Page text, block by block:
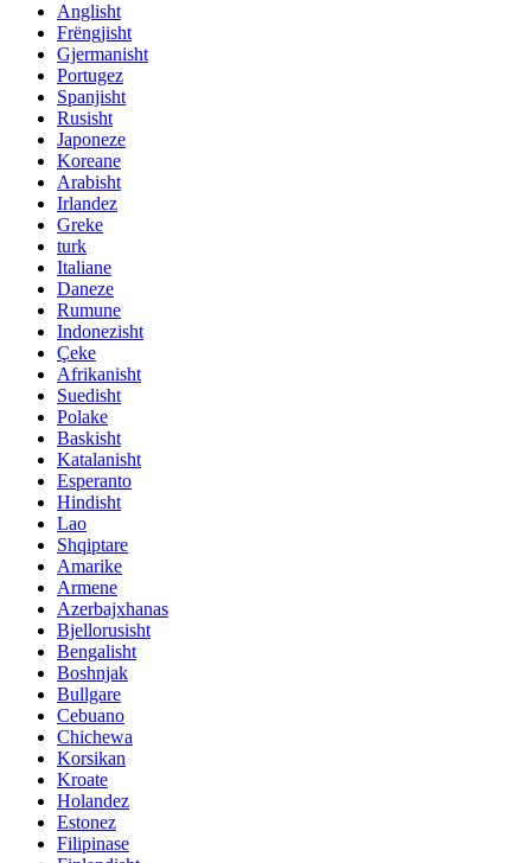
Anglisht
Frëngjisht
Gjermanisht
Portugez
Spanjisht
Rusisht
Japoneze
Koreane
Arabisht
Irlandez
Greke
turk
Italiane
Daneze
Rumune
Indonezisht
Çeke
Afrikanisht
Suedisht
Polake
Baskisht
Katalanisht
Esperanto
Hindisht
Lao
Shqiptare
Amarike
Armene
Azerbajxhanas
Bjellorusisht
Bengalisht
Boshnjak
Bullgare
Cebuano
Chichewa
Korsikan
Kroate
Holandez
Estonez
Filipinase